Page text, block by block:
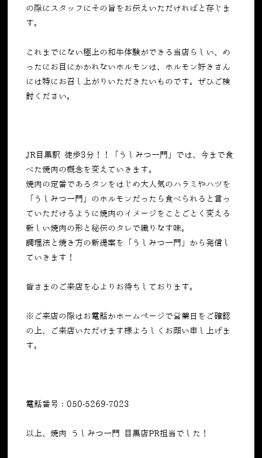
の際にスタッフにその旨をお伝えいただければと存じま
す。
これまでにない極上の和牛体験ができる当店らしい、め
ったにお目にかかれないホルモンは、ホルモン好きさん
には特にお召し上がりいただきたいものです。ぜひご検
討ください。
JR目黒駅 徒歩3分！！「うしみつ一門」では、今まで食
べた焼肉の概念を変えていきます。
焼肉の定番であるタンをはじめ大人気のハラミやハツを
「うしみつ一門」のホルモンだったら食べられると言っ
ていただけるように焼肉のイメージをことごとく変える
新しい焼肉の形と秘伝のタレで織りなす味。
調理法と焼き方の新提案を「うしみつ一門」から発信し
ていきます！
皆さまのご来店を心よりお待ちしております。
※ご来店の際はお電話かホームページで営業日をご確認
の上、ご来店いただけます様よろしくお願い申し上げま
す。
電話番号：050-5269-7023
以上、焼肉 うしみつ一門 目黒店PR担当でした！